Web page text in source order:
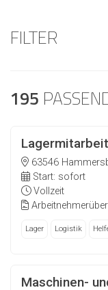
FILTER
195
63546
Start: sofort
Vollzeit
Lager Logistik
Maschinen-